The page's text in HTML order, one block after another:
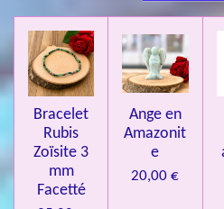
a
i
l
e
i
l
e
s
i
e
s
Bracelet
Rubis
Zoïsite 3
mm
Facetté
Ange en
Amazonit
e
20,00 €